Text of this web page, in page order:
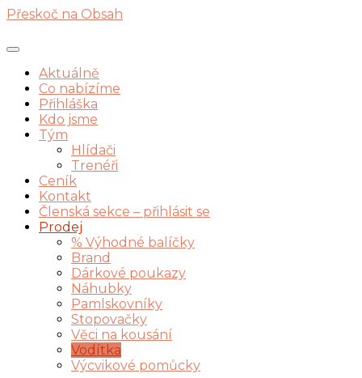
Přeskoč na Obsah
Aktuálně
Co nabízíme
Přihláška
Kdo jsme
Tým
Hlídači
Trenéři
Ceník
Kontakt
Členská sekce – přihlásit se
Prodej
% Výhodné balíčky
Brand
Dárkové poukazy
Náhubky
Pamlskovníky
Stopovačky
Věci na kousání
Vodítka
Výcvikové pomůcky